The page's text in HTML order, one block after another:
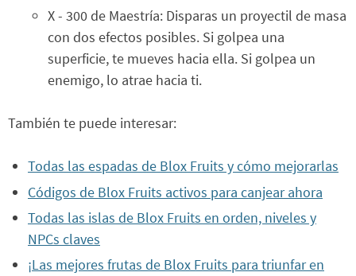
X - 300 de Maestría: Disparas un proyectil de masa
con dos efectos posibles. Si golpea una
superficie, te mueves hacia ella. Si golpea un
enemigo, lo atrae hacia ti.
También te puede interesar:
Todas las espadas de Blox Fruits y cómo mejorarlas
Códigos de Blox Fruits activos para canjear ahora
Todas las islas de Blox Fruits en orden, niveles y
NPCs claves
¡Las mejores frutas de Blox Fruits para triunfar en